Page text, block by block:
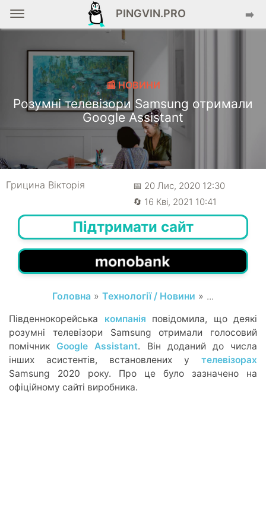
PINGVIN.PRO ➡️
📰 НОВИНИ
Розумні телевізори Samsung отримали
Google Assistant
Грицина Вікторія
📅 20 Лис, 2020 12:30
🔄 16 Кві, 2021 10:41
Підтримати сайт
Головна » Технології / Новини » ...
Південнокорейська компанія повідомила, що деякі
розумні телевізори Samsung отримали голосовий
помічник Google Assistant. Він доданий до числа
інших асистентів, встановлених у телевізорах
Samsung 2020 року. Про це було зазначено на
офіційному сайті виробника.